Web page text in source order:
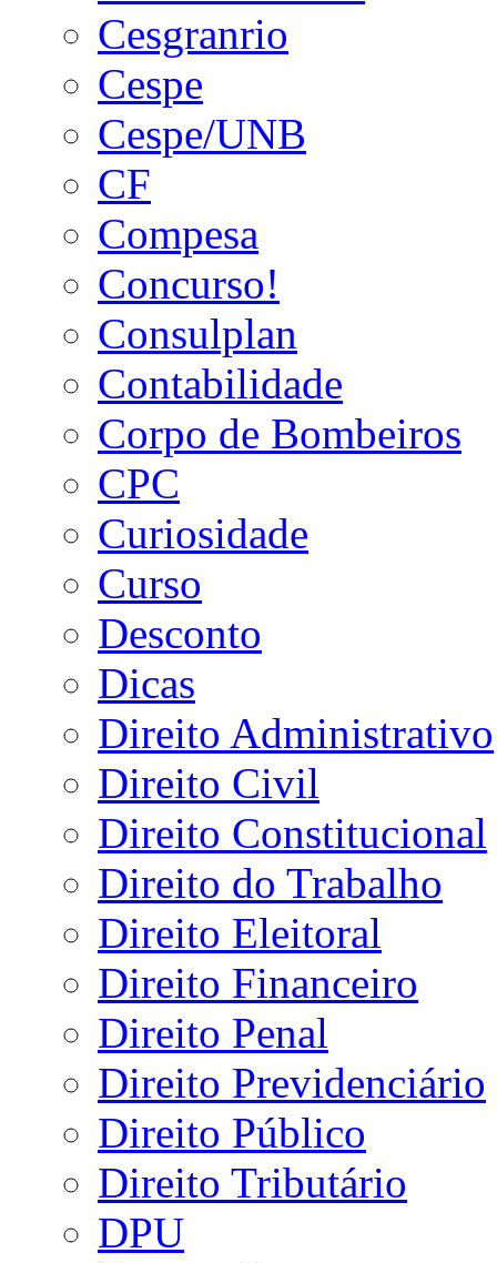
Cesgranrio
Cespe
Cespe/UNB
CF
Compesa
Concurso!
Consulplan
Contabilidade
Corpo de Bombeiros
CPC
Curiosidade
Curso
Desconto
Dicas
Direito Administrativo
Direito Civil
Direito Constitucional
Direito do Trabalho
Direito Eleitoral
Direito Financeiro
Direito Penal
Direito Previdenciário
Direito Público
Direito Tributário
DPU